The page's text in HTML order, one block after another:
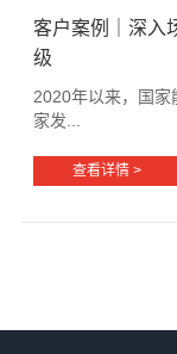
客户案例｜深入
级
2020年以来，国家
家发...
查看详情 >